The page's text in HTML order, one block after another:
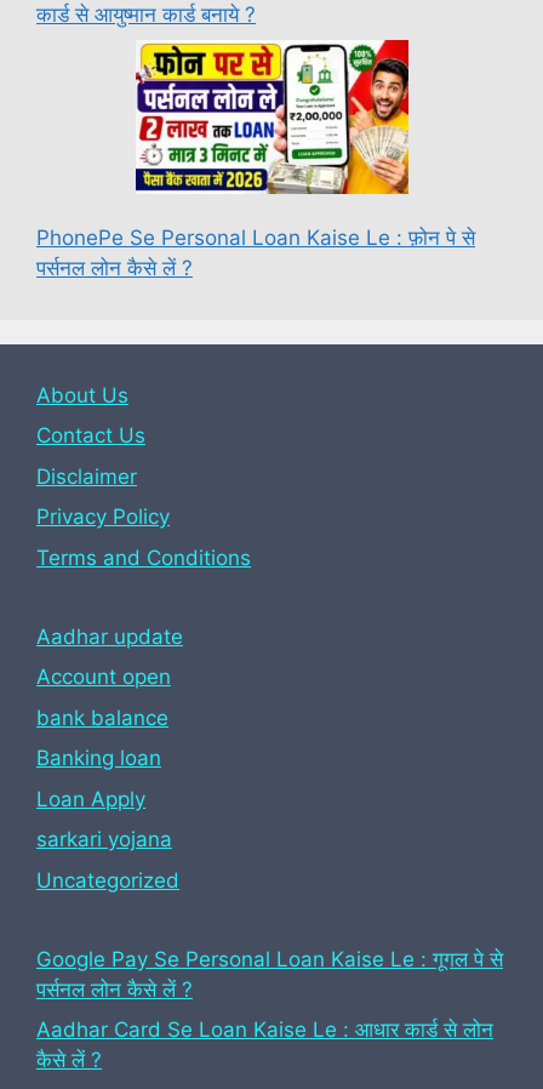
कार्ड से आयुष्मान कार्ड बनाये ?
PhonePe Se Personal Loan Kaise Le : फ़ोन पे से
पर्सनल लोन कैसे लें ?
About Us
Contact Us
Disclaimer
Privacy Policy
Terms and Conditions
Aadhar update
Account open
bank balance
Banking loan
Loan Apply
sarkari yojana
Uncategorized
Google Pay Se Personal Loan Kaise Le : गूगल पे से
पर्सनल लोन कैसे लें ?
Aadhar Card Se Loan Kaise Le : आधार कार्ड से लोन
कैसे लें ?